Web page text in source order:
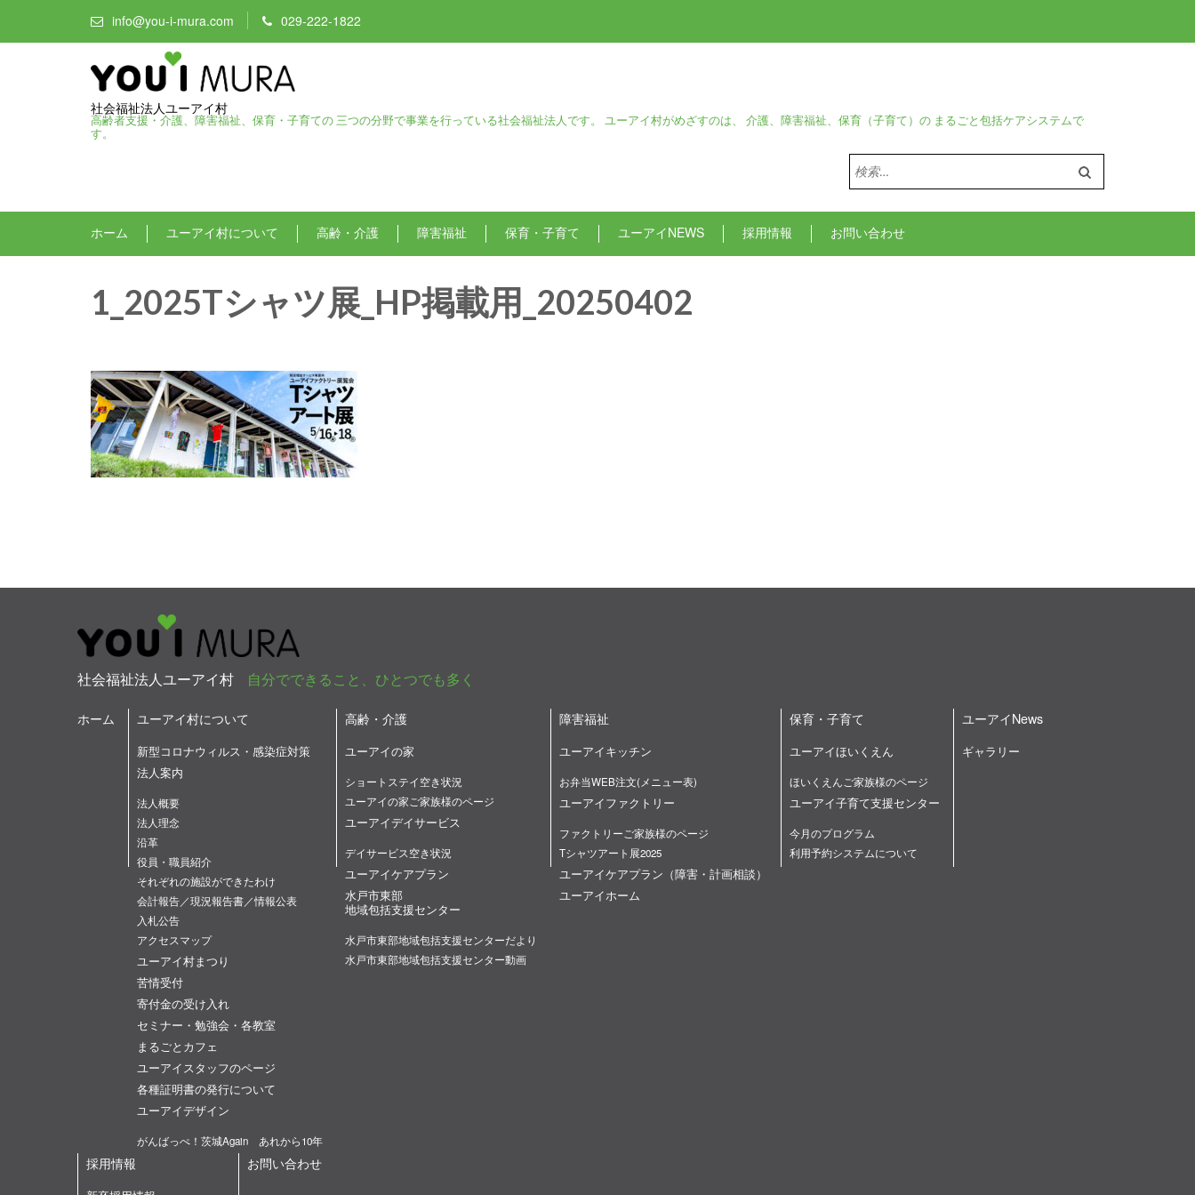
info@you-i-mura.com 029-222-1822
社会福祉法人ユーアイ村
高齢者支援・介護、障害福祉、保育・子育ての 三つの分野で事業を行っている社会福祉法人です。 ユーアイ村がめざすのは、 介護、障害福祉、保育（子育て）の まるごと包括ケアシステムで
す。
検
索:
ホーム ユーアイ村について 高齢・介護 障害福祉 保育・子育て ユーアイNEWS 採用情報 お問い合わせ
1_2025Tシャツ展_HP掲載用_20250402
社会福祉法人ユーアイ村 自分でできること、ひとつでも多く
ホーム ユーアイ村について
新型コロナウィルス・感染症対策
法人案内
法人概要
法人理念
沿革
役員・職員紹介
それぞれの施設ができたわけ
会計報告／現況報告書／情報公表
入札公告
アクセスマップ
ユーアイ村まつり
苦情受付
寄付金の受け入れ
セミナー・勉強会・各教室
まるごとカフェ
ユーアイスタッフのページ
各種証明書の発行について
ユーアイデザイン
がんばっぺ！茨城Again あれから10年
高齢・介護
ユーアイの家
ショートステイ空き状況
ユーアイの家ご家族様のページ
ユーアイデイサービス
デイサービス空き状況
ユーアイケアプラン
水戸市東部
地域包括支援センター
水戸市東部地域包括支援センターだより
水戸市東部地域包括支援センター動画
障害福祉
ユーアイキッチン
お弁当WEB注文(メニュー表)
ユーアイファクトリー
ファクトリーご家族様のページ
Tシャツアート展2025
ユーアイケアプラン（障害・計画相談）
ユーアイホーム
保育・子育て
ユーアイほいくえん
ほいくえんご家族様のページ
ユーアイ子育て支援センター
今月のプログラム
利用予約システムについて
ユーアイNews
ギャラリー
採用情報 お問い合わせ